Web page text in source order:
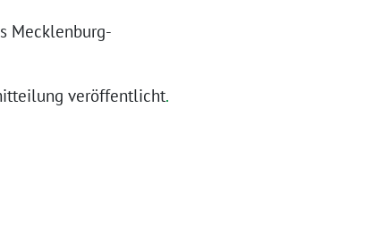
Mecklenburg-
veröffentlicht.